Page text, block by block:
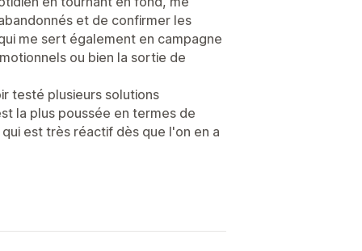
et de confirmer les
me sert également en campagne
ou bien la sortie de
testé plusieurs solutions
la plus poussée en termes de
est très réactif dès que l'on en a